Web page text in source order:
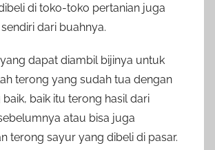
di toko-toko pertanian juga
dari buahnya.
dapat diambil bijinya untuk
terong yang sudah tua dengan
baik itu terong hasil dari
atau bisa juga
terong sayur yang dibeli di pasar.